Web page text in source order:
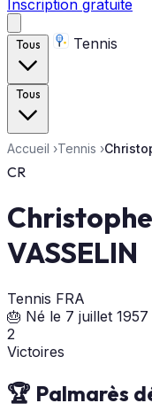
Inscription gratuite
Tous Tennis
Tous
Accueil ›Tennis ›
CR
VASSELIN
Tennis FRA
🎂 Né le 7 juillet 1957
2
Victoires
🏆 Palmarès